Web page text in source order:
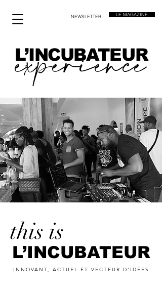
L’INCUBATEUR
experience
NEWSLETTER LE MAGAZINE
this is
L’INCUBATEUR
INNOVANT, ACTUEL ET VECTEUR D'IDÉES